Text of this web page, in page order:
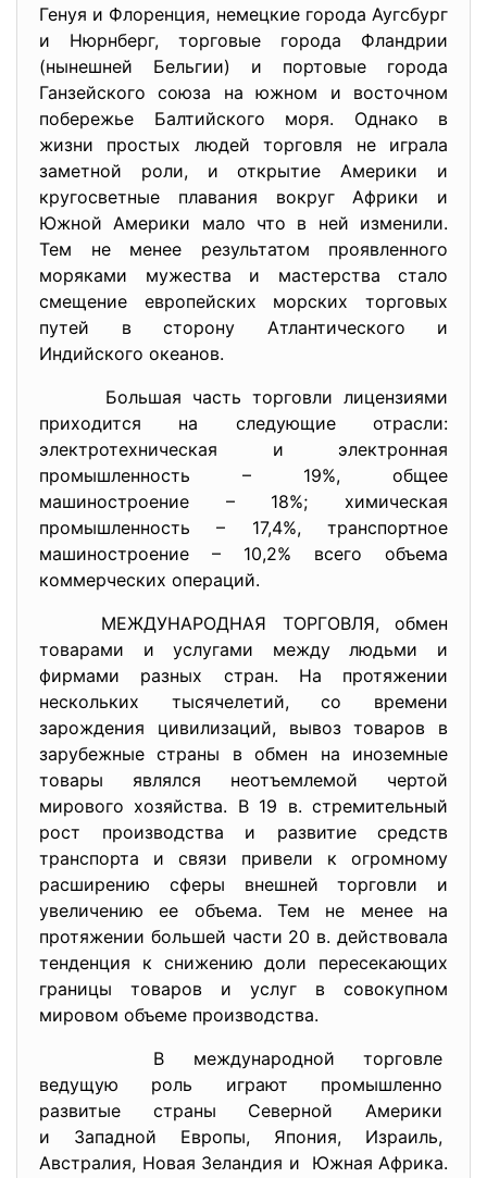
Генуя и Флоренция, немецкие города Аугсбург
и Нюрнберг, торговые города Фландрии
(нынешней Бельгии) и портовые города
Ганзейского союза на южном и восточном
побережье Балтийского моря. Однако в
жизни простых людей торговля не играла
заметной роли, и открытие Америки и
кругосветные плавания вокруг Африки и
Южной Америки мало что в ней изменили.
Тем не менее результатом проявленного
моряками мужества и мастерства стало
смещение европейских морских торговых
путей в сторону Атлантического и
Индийского океанов.
Большая часть торговли лицензиями
приходится на следующие отрасли:
электротехническая и электронная
промышленность – 19%, общее
машиностроение – 18%; химическая
промышленность – 17,4%, транспортное
машиностроение – 10,2% всего объема
коммерческих операций.
МЕЖДУНАРОДНАЯ ТОРГОВЛЯ, обмен
товарами и услугами между людьми и
фирмами разных стран. На протяжении
нескольких тысячелетий, со времени
зарождения цивилизаций, вывоз товаров в
зарубежные страны в обмен на иноземные
товары являлся неотъемлемой чертой
мирового хозяйства. В 19 в. стремительный
рост производства и развитие средств
транспорта и связи привели к огромному
расширению сферы внешней торговли и
увеличению ее объема. Тем не менее на
протяжении большей части 20 в. действовала
тенденция к снижению доли пересекающих
границы товаров и услуг в совокупном
мировом объеме производства.
В международной торговле
ведущую роль играют промышленно
развитые страны Северной Америки
и Западной Европы, Япония, Израиль,
Австралия, Новая Зеландия и Южная Африка.